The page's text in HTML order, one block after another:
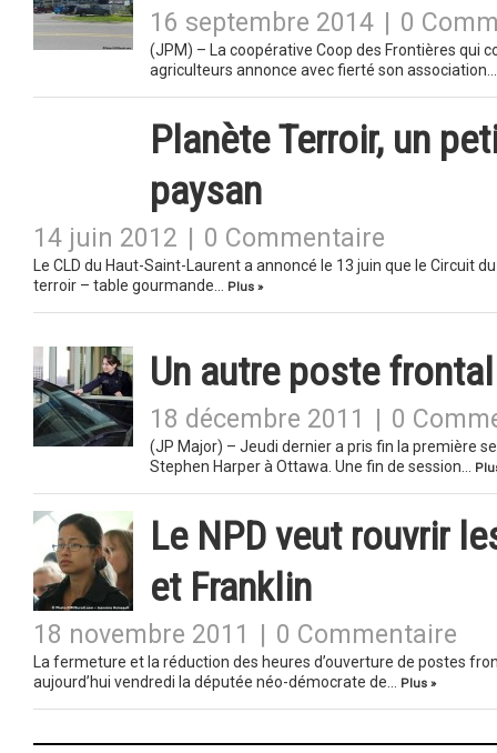
16 septembre 2014 0
(JPM) – La coopérative Coop des Frontières qui
agriculteurs annonce avec fierté son
Planète Terroir, un
paysan
14 juin 2012 0 Commentaire
Le CLD du Haut-Saint-Laurent a annoncé le 13 juin que le
terroir – table gourmande…
Plus »
Un autre poste
18 décembre 2011 0
(JP Major) – Jeudi dernier a pris fin la première
Stephen Harper à Ottawa. Une fin de session…
Le NPD veut rouvrir
et Franklin
18 novembre 2011 0 Commentaire
La fermeture et la réduction des heures d’ouverture de postes
aujourd’hui vendredi la députée néo-démocrate de…
Plus »